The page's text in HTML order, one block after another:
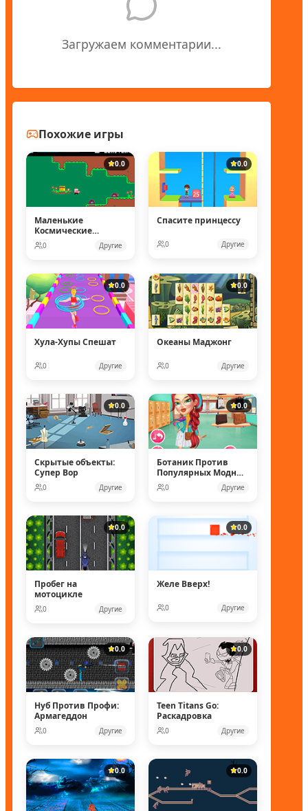
Загружаем комментарии...
Похожие игры
0.0
Маленькие
Космические
рейнджеры
0 Другие
0.0
Спасите принцессу
0 Другие
0.0
Хула-Хупы Спешат
0 Другие
0.0
Океаны Маджонг
0 Другие
0.0
Скрытые объекты:
Супер Вор
0 Другие
0.0
Ботаник Против
Популярных Модных
Кукол
0 Другие
0.0
Пробег на
мотоцикле
0 Другие
0.0
Желе Вверх!
0 Другие
0.0
Нуб Против Профи:
Армагеддон
0 Другие
0.0
Teen Titans Go:
Раскадровка
0 Другие
0.0 0.0